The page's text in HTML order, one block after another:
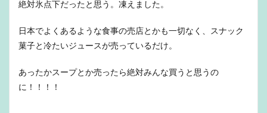
絶対氷点下だったと思う。凍えました。
日本でよくあるような食事の売店とかも一切なく、スナック
菓子と冷たいジュースが売っているだけ。
あったかスープとか売ったら絶対みんな買うと思うの
に！！！！